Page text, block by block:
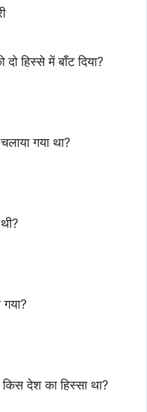
हिस्से में बाँट दिया?
गया था?
किस देश का हिस्सा था?